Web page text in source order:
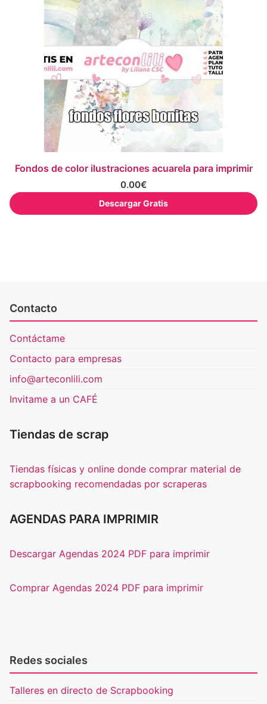
Fondos de color ilustraciones acuarela para imprimir
0.00€
Descargar Gratis
Contacto
Contáctame
Contacto para empresas
info@arteconlili.com
Invitame a un CAFÉ
Tiendas de scrap
Tiendas físicas y online donde comprar material de
scrapbooking recomendadas por scraperas
AGENDAS PARA IMPRIMIR
Descargar Agendas 2024 PDF para imprimir
Comprar Agendas 2024 PDF para imprimir
Redes sociales
Talleres en directo de Scrapbooking